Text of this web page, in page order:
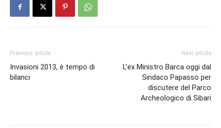
Previous article
Invasioni 2013, è tempo di
bilanci
Next article
L’ex Ministro Barca oggi dal
Sindaco Papasso per
discutere del Parco
Archeologico di Sibari